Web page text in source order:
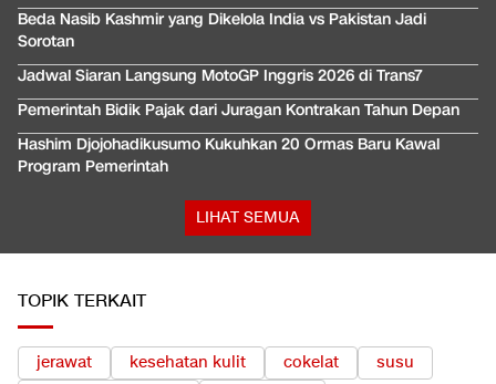
Beda Nasib Kashmir yang Dikelola India vs Pakistan Jadi
Sorotan
Jadwal Siaran Langsung MotoGP Inggris 2026 di Trans7
Pemerintah Bidik Pajak dari Juragan Kontrakan Tahun Depan
Hashim Djojohadikusumo Kukuhkan 20 Ormas Baru Kawal
Program Pemerintah
LIHAT SEMUA
TOPIK TERKAIT
jerawat kesehatan kulit cokelat
susu